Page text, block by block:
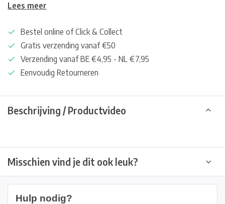
Lees meer
Bestel online of Click & Collect
Gratis verzending vanaf €50
Verzending vanaf BE €4,95 - NL €7,95
Eenvoudig Retourneren
Beschrijving / Productvideo
Misschien vind je dit ook leuk?
Hulp nodig?